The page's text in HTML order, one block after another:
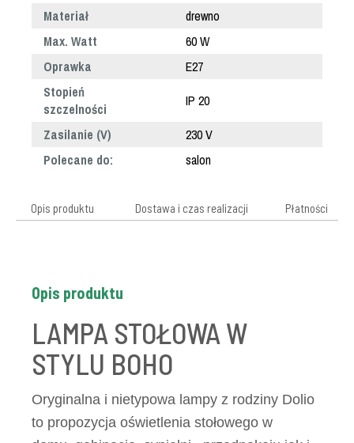
Materiał
drewno
Max. Watt
60 W
Oprawka
E27
Stopień
szczelności
IP 20
Zasilanie (V)
230 V
Polecane do:
salon
Opis produktu Dostawa i czas realizacji Płatności
Opis produktu
LAMPA STOŁOWA W
STYLU BOHO
Oryginalna i nietypowa lampy z rodziny Dolio
to propozycja oświetlenia stołowego w